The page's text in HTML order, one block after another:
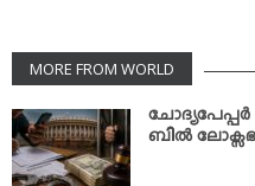
MORE FROM WORLD
ബില്‍